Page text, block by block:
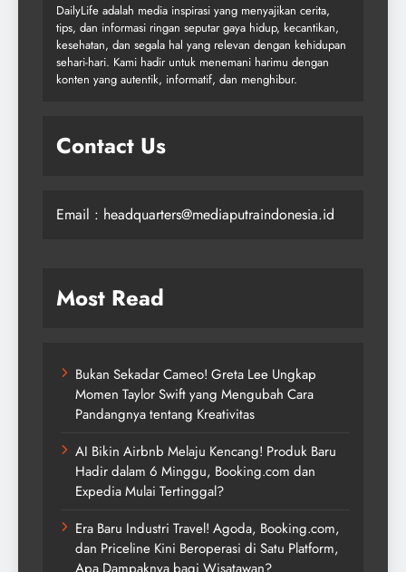
DailyLife adalah media inspirasi yang menyajikan cerita,
tips, dan informasi ringan seputar gaya hidup, kecantikan,
kesehatan, dan segala hal yang relevan dengan kehidupan
sehari-hari. Kami hadir untuk menemani harimu dengan
konten yang autentik, informatif, dan menghibur.
Contact Us
Email : headquarters@mediaputraindonesia.id
Most Read
Bukan Sekadar Cameo! Greta Lee Ungkap
Momen Taylor Swift yang Mengubah Cara
Pandangnya tentang Kreativitas
AI Bikin Airbnb Melaju Kencang! Produk Baru
Hadir dalam 6 Minggu, Booking.com dan
Expedia Mulai Tertinggal?
Era Baru Industri Travel! Agoda, Booking.com,
dan Priceline Kini Beroperasi di Satu Platform,